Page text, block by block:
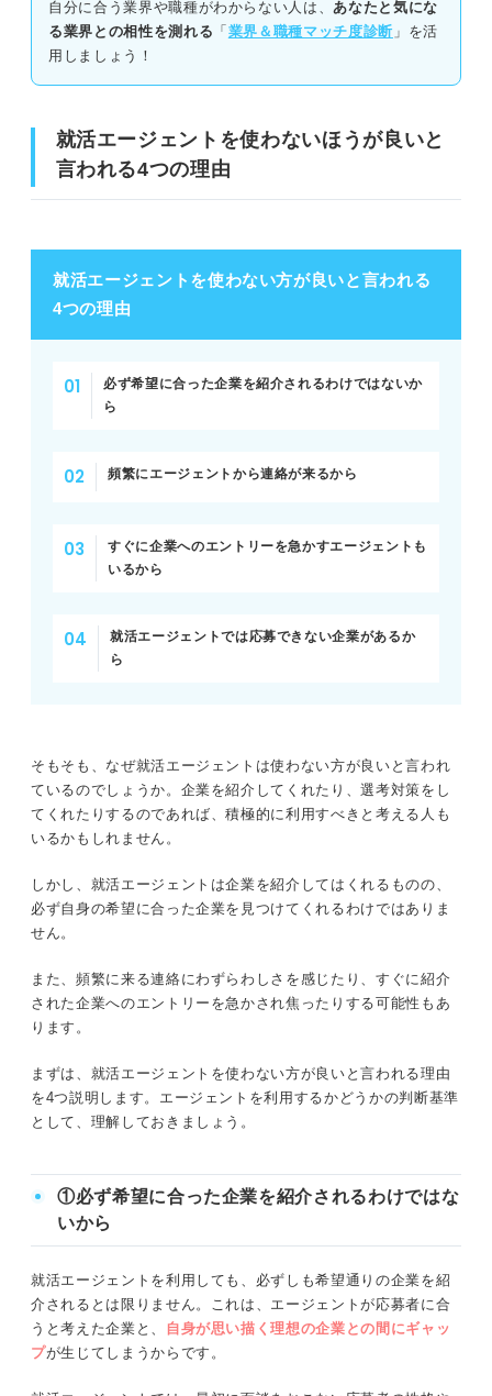
大学のキャリアセンターを利用する
回答をチェック
就活エージェントのネガティブな一面に関
就活エージェントを使った選考対策に関す
る質問
自分に合う業界や職種がわからない人は、 あなたと気にな
る業界との相性を測れる 「 業界＆職種マッチ度診断 」を活
用しましょう！
就活エージェントを使わないほうが良いと
言われる4つの理由
就活エージェントを使わない方が良いと言われる
4つの理由
必ず希望に合った企業を紹介されるわけではないか
ら
頻繁にエージェントから連絡が来るから
すぐに企業へのエントリーを急かすエージェントも
いるから
就活エージェントでは応募できない企業があるか
ら
そもそも、なぜ就活エージェントは使わない方が良いと言われ
ているのでしょうか。企業を紹介してくれたり、選考対策をし
てくれたりするのであれば、積極的に利用すべきと考える人も
いるかもしれません。
しかし、就活エージェントは企業を紹介してはくれるものの、
必ず自身の希望に合った企業を見つけてくれるわけではありま
せん。
また、頻繁に来る連絡にわずらわしさを感じたり、すぐに紹介
された企業へのエントリーを急かされ焦ったりする可能性もあ
ります。
まずは、就活エージェントを使わない方が良いと言われる理由
を4つ説明します。エージェントを利用するかどうかの判断基準
として、理解しておきましょう。
①必ず希望に合った企業を紹介されるわけではな
いから
就活エージェントを利用しても、必ずしも希望通りの企業を紹
介されるとは限りません。これは、エージェントが応募者に合
うと考えた企業と、 自身が思い描く理想の企業との間にギャッ
プが生じてしまうからです。
エージェントを活用して就活を成功させるためのコツ
エージェントの利用目的を明確にしておく
就活がどの段階まで進んでいるかを把握しておく
キャリアコンサルタント直伝！ 就活エージェントの正し
い活用法
良い就活エージェントに出会うための3つの手順
②サポート内容が豊富かを見ておく
就活エージェントを利用しない人は？ 就活をスムーズに
大学のキャリアセンターを利用する
エージェントにまつわるQ&A！ 就活のプロからの回答を
チェック
就活エージェントのネガティブな一面に関する質問
就活エージェントを使った選考対策に関する質問
就活エージェントを使うのは大いにあり！ 目的を明確に